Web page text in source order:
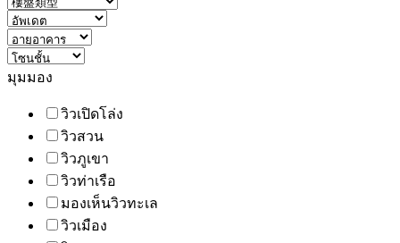
มุมมอง
วิวเปิดโล่ง
วิวสวน
วิวภูเขา
วิวท่าเรือ
มองเห็นวิวทะเล
วิวเมือง